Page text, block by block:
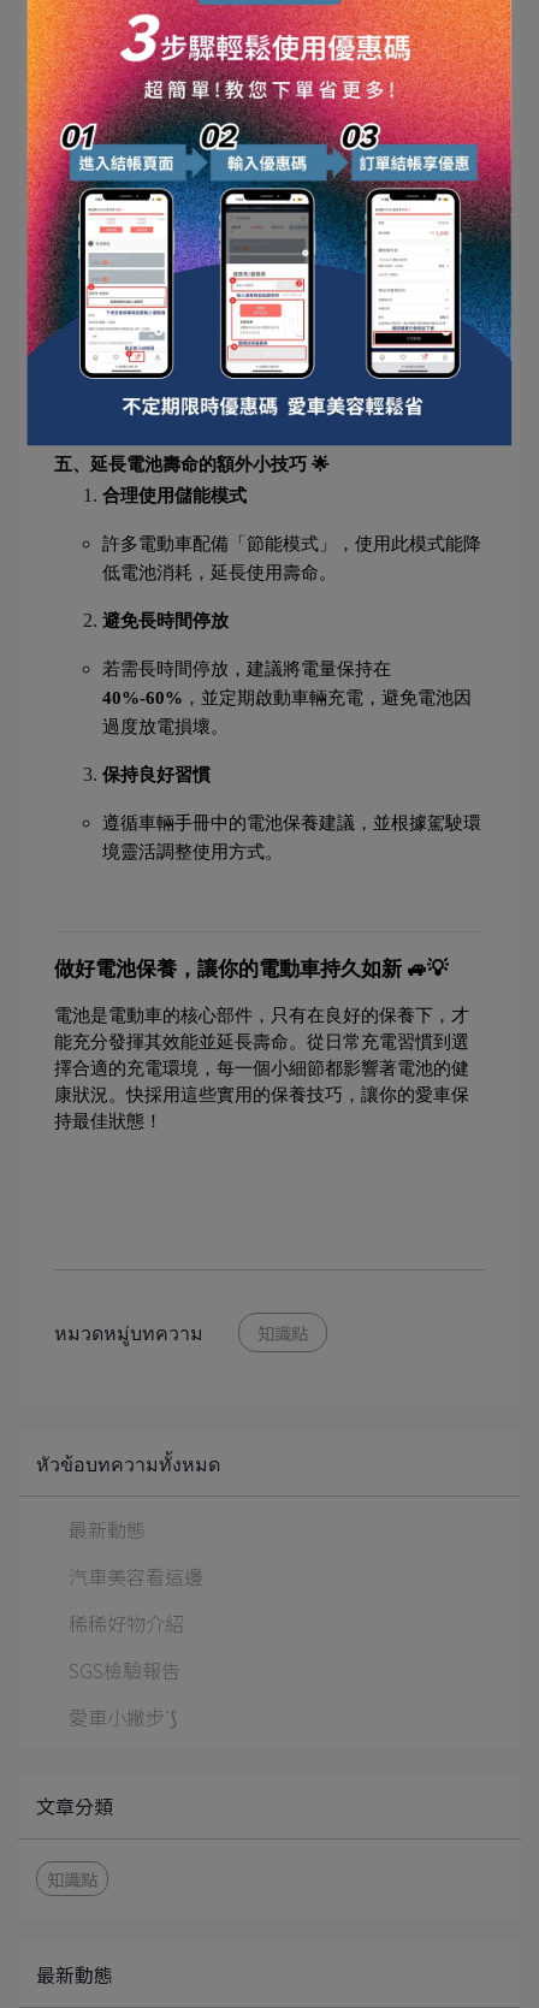
檢查電池數據
利用車輛診斷工具，定期檢查電池的電壓、電流
與健康狀態（SOH），及早發現潛在問題。
正確駕駛習慣
避免急加速或急煞車，減少對電池的負載，能延
長電池壽命，並提升行駛里程。
使用專業維護服務
每年進行一次專業電池檢查，確保電池在健康狀
態下運行。必要時，進行電池校正以提升性能。
五、延長電池壽命的額外小技巧 🌟
合理使用儲能模式
許多電動車配備「節能模式」，使用此模式能降
低電池消耗，延長使用壽命。
避免長時間停放
40%-60% ，並定期啟動車輛充電，避免電池因
過度放電損壞。
保持良好習慣
遵循車輛手冊中的電池保養建議，並根據駕駛環
境靈活調整使用方式。
做好電池保養，讓你的電動車持久如新 🚙💡
電池是電動車的核心部件，只有在良好的保養下，才
能充分發揮其效能並延長壽命。從日常充電習慣到選
擇合適的充電環境，每一個小細節都影響著電池的健
康狀況。快採用這些實用的保養技巧，讓你的愛車保
持最佳狀態！
หมวดหมู่บทความ 知識點
หัวข้อบทความทั้งหมด
最新動態
汽車美容看這邊
稀稀好物介紹
SGS檢驗報告
愛車小撇步ᐝ⟆
文章分類
知識點
最新動態